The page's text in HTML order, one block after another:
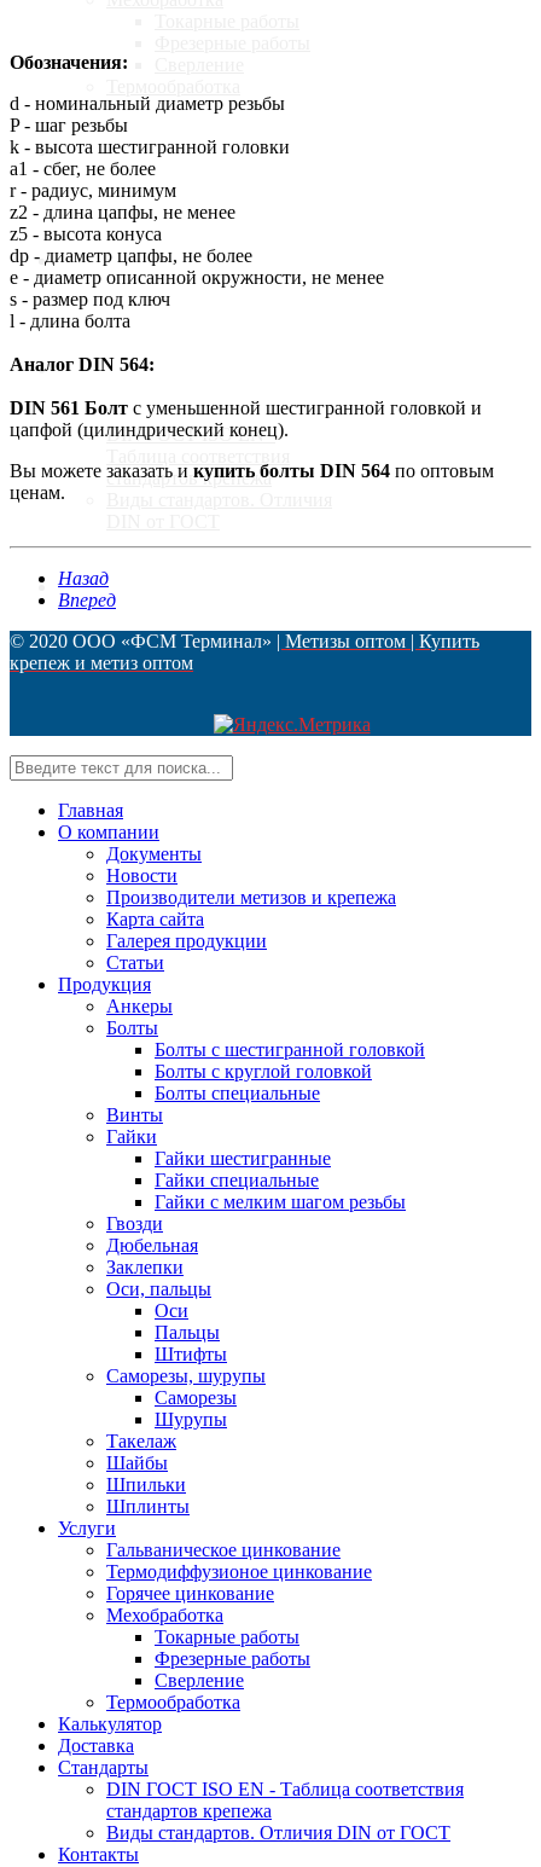
Калькулятор
Доставка
Стандарты
DIN ГОСТ ISO EN -
стандартов крепежа
Контакты
Обозначения:
d - номинальный диаметр резьбы
P - шаг резьбы
k - высота шестигранной головки
a1 - сбег, не более
r - радиус, минимум
z2 - длина цапфы, не менее
z5 - высота конуса
dp - диаметр цапфы, не более
e - диаметр описанной окружности, не менее
s - размер под ключ
l - длина болта
Аналог DIN 564:
DIN 561 Болт с уменьшенной шестигранной головкой и
цапфой (цилиндрический конец).
Вы можете заказать и купить болты DIN 564 по оптовым
ценам.
Назад
Вперед
© 2020 ООО «ФСМ Терминал» | Метизы оптом | Купить
крепеж и метиз оптом
Главная
О компании
Документы
Новости
Производители метизов и крепежа
Карта сайта
Галерея продукции
Статьи
Продукция
Анкеры
Болты
Болты с шестигранной головкой
Болты с круглой головкой
Болты специальные
Винты
Гайки
Гайки шестигранные
Гайки специальные
Гайки с мелким шагом резьбы
Гвозди
Дюбельная
Заклепки
Оси, пальцы
Оси
Пальцы
Штифты
Саморезы, шурупы
Саморезы
Шурупы
Такелаж
Шайбы
Шпильки
Шплинты
Услуги
Гальваническое цинкование
Термодиффузионое цинкование
Горячее цинкование
Мехобработка
Токарные работы
Фрезерные работы
Сверление
Термообработка
Калькулятор
Доставка
Стандарты
DIN ГОСТ ISO EN - Таблица соответствия
стандартов крепежа
Виды стандартов. Отличия DIN от ГОСТ
Контакты